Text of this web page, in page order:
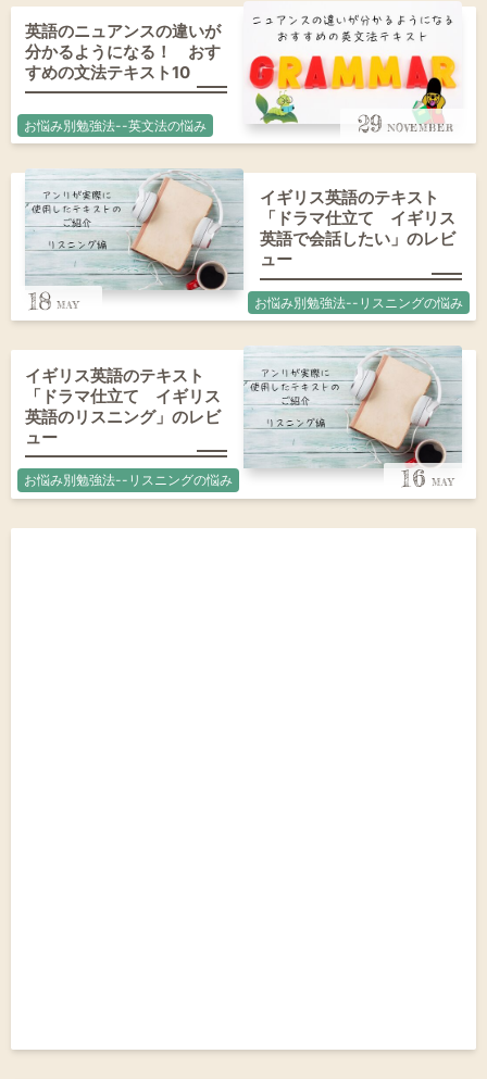
29
英語のニュアンスの違いが
分かるようになる！ おす
すめの文法テキスト10
お悩み別勉強法--英文法の悩み
18
イギリス英語のテキスト
「ドラマ仕立て イギリス
英語で会話したい」のレビ
ュー
お悩み別勉強法--リスニングの悩み
16
イギリス英語のテキスト
「ドラマ仕立て イギリス
英語のリスニング」のレビ
ュー
お悩み別勉強法--リスニングの悩み